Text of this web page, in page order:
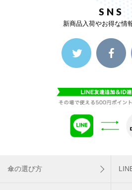
SNS
新商品入荷やお得な情
傘の選び方